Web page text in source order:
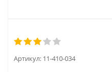
Артикул: 11-410-034